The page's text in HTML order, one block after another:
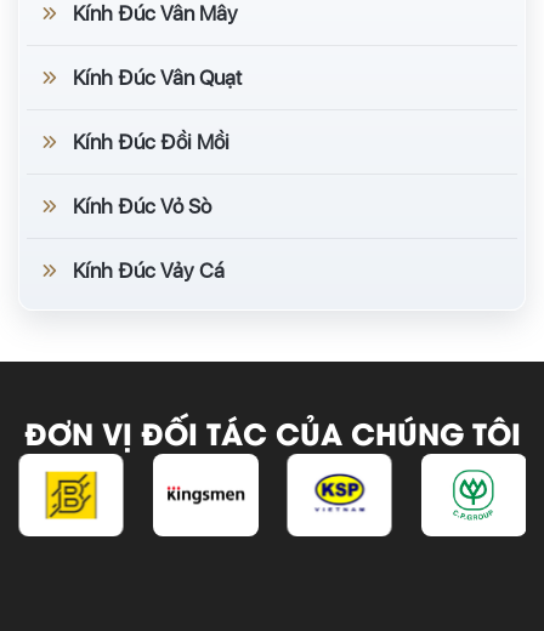
Kính Đúc Vân Mây
Kính Đúc Vân Quạt
Kính Đúc Đồi Mồi
Kính Đúc Vỏ Sò
Kính Đúc Vảy Cá
ĐƠN VỊ ĐỐI TÁC CỦA CHÚNG TÔI